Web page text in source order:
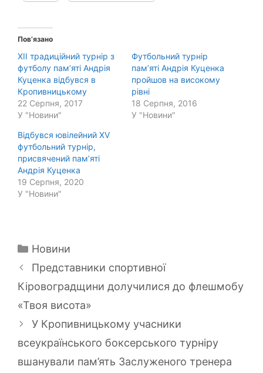
Пов’язано
ХІІ традиційний турнір з
футболу пам’яті Андрія
Куценка відбувся в
Кропивницькому
22 Серпня, 2017
У "Новини"
Футбольний турнір
пам’яті Андрія Куценка
пройшов на високому
рівні
18 Серпня, 2016
У "Новини"
Відбувся ювілейний XV
футбольний турнір,
присвячений пам’яті
Андрія Куценка
19 Серпня, 2020
У "Новини"
Категорії
Новини
Представники спортивної
Кіровоградщини долучилися до флешмобу
«Твоя висота»
У Кропивницькому учасники
всеукраїнського боксерського турніру
вшанували пам’ять Заслуженого тренера